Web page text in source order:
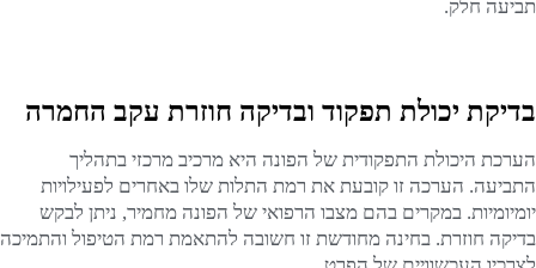
תביעה חלק.
בדיקת יכולת תפקוד ובדיקה חוזרת עקב החמרה
הערכת היכולת התפקודית של הפונה היא מרכיב מרכזי בתהליך
התביעה. הערכה זו קובעת את רמת התלות שלו באחרים לפעילויות
יומיומיות. במקרים בהם מצבו הרפואי של הפונה מחמיר, ניתן לבקש
בדיקה חוזרת. בחינה מחודשת זו חשובה להתאמת רמת הטיפול והתמיכה